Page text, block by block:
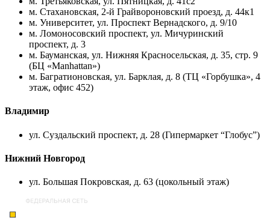
м. Стахановская, 2-й Грайвороновский проезд, д. 44к1
м. Университет, ул. Проспект Вернадского, д. 9/10
м. Ломоносовский проспект, ул. Мичуринский
проспект, д. 3
м. Бауманская, ул. Нижняя Красносельская, д. 35, стр. 9
(БЦ «Manhattan»)
м. Багратионовская, ул. Барклая, д. 8 (ТЦ «Горбушка», 4
этаж, офис 452)
Владимир
ул. Суздальский проспект, д. 28 (Гипермаркет “Глобус”)
Нижний Новгород
ул. Большая Покровская, д. 63 (цокольный этаж)